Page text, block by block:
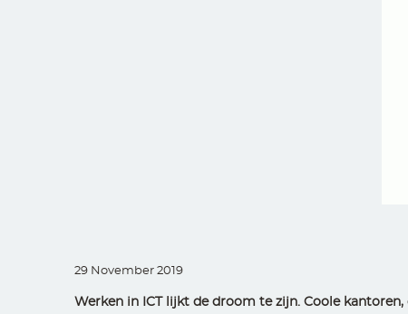
29 November 2019
Werken in ICT lijkt de droom te zijn. Coole